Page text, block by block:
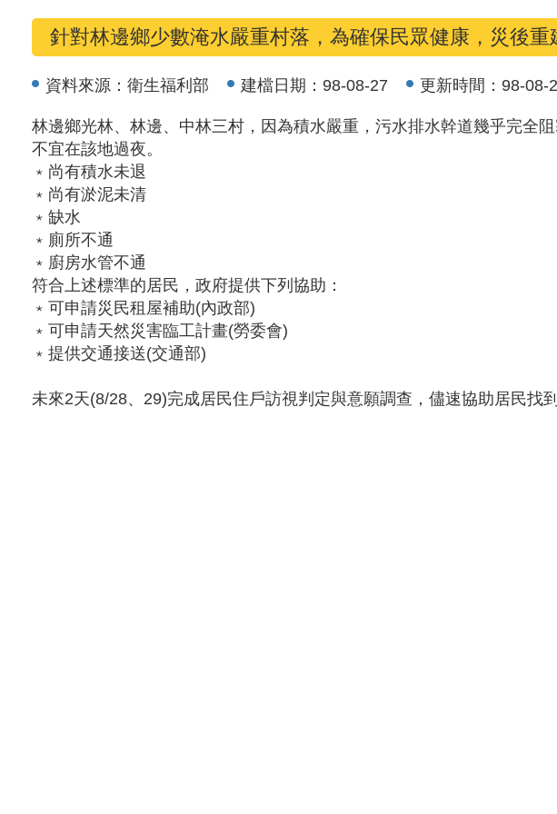
針對林邊鄉少數淹水嚴重村落，為確保民眾健康，災後
資料來源： 衛生福利部 建檔日期： 98-08-27 更新時間： 98-08-
林邊鄉光林、林邊、中林三村，因為積水嚴重，污水排水幹道幾乎完全
不宜在該地過夜。
﹡尚有積水未退
﹡尚有淤泥未清
﹡缺水
﹡廁所不通
﹡廚房水管不通
符合上述標準的居民，政府提供下列協助：
﹡可申請災民租屋補助(內政部)
﹡可申請天然災害臨工計畫(勞委會)
﹡提供交通接送(交通部)
未來2天(8/28、29)完成居民住戶訪視判定與意願調查，儘速協助居民找